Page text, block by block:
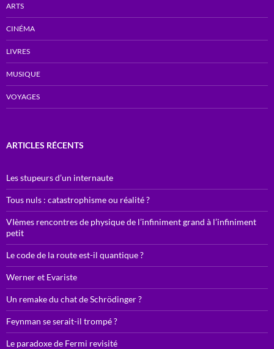
ARTS
CINÉMA
LIVRES
MUSIQUE
VOYAGES
ARTICLES RÉCENTS
Les stupeurs d’un internaute
Tous nuls : catastrophisme ou réalité ?
VIèmes rencontres de physique de l’infiniment grand à l’infiniment
petit
Le code de la route est-il quantique ?
Werner et Evariste
Un remake du chat de Schrödinger ?
Feynman se serait-il trompé ?
Le paradoxe de Fermi revisité